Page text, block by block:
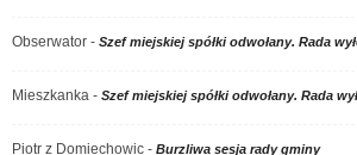
Obserwator - Szef miejskiej spółki odwołany. Rada
Mieszkanka - Szef miejskiej spółki odwołany. Rada
Piotr z Domiechowic - Burzliwa sesja rady gminy